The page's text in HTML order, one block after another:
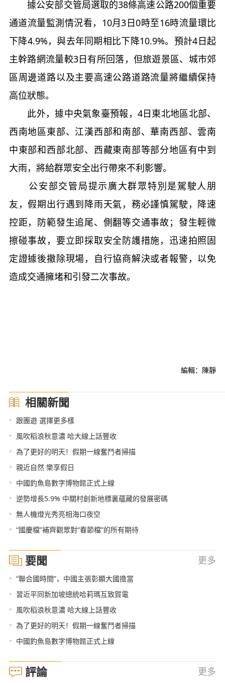
據公安部交管局選取的38條高速公路200個重要
通道流量監測情況看，10月3日0時至16時流量環比
下降4.9%，與去年同期相比下降10.9%。預計4日起
主幹路網流量較3日有所回落，但旅遊景區、城市郊
區周邊道路以及主要高速公路道路流量將繼續保持
高位狀態。
此外，據中央氣象臺預報，4日東北地區北部、
西南地區東部、江漢西部和南部、華南西部、雲南
中東部和西部北部、西藏東南部等部分地區有中到
大雨，將給群眾安全出行帶來不利影響。
公安部交管局提示廣大群眾特別是駕駛人朋
友，假期出行遇到降雨天氣，務必謹慎駕駛，降速
控距，防範發生追尾、側翻等交通事故；發生輕微
擦碰事故，要立即採取安全防護措施，迅速拍照固
定證據後撤除現場，自行協商解決或者報警，以免
造成交通擁堵和引發二次事故。
編輯：陳靜
相關新聞
• 跟團遊 選擇更多樣
• 風吹稻浪秋意濃 哈大線上話豐收
• 為了更好的明天！假期一線奮鬥者掃描
• 親近自然 樂享假日
• 中國釣魚島數字博物館正式上線
• 逆勢增長5.9% 中關村創新地標裏蘊藏的發展密碼
• 無人機燈光秀亮相海口夜空
• “國慶檔”補齊觀眾對“春節檔”的所有期待
要聞 更多
• “聯合國時間”，中國主張彰顯大國擔當
• 習近平同新加坡總統哈莉瑪互致賀電
• 風吹稻浪秋意濃 哈大線上話豐收
• 為了更好的明天！假期一線奮鬥者掃描
• 中國釣魚島數字博物館正式上線
評論 更多